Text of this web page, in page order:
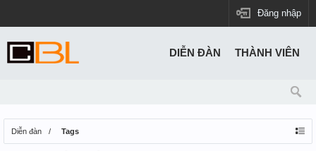
Đăng nhập
Diễn đàn Tags
DIỄN ĐÀN THÀNH VIÊN